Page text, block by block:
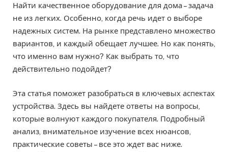
Найти качественное оборудование для дома – задача
не из легких. Особенно, когда речь идет о выборе
надежных систем. На рынке представлено множество
вариантов, и каждый обещает лучшее. Но как понять,
что именно вам нужно? Как выбрать то, что
действительно подойдет?
Эта статья поможет разобраться в ключевых аспектах
устройства. Здесь вы найдете ответы на вопросы,
которые волнуют каждого покупателя. Подробный
анализ, внимательное изучение всех нюансов,
практические советы – все это ждет вас ниже.